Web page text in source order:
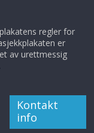
regler for
er
av urettmessig
Kontakt
info